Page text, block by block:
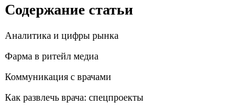
Содержание статьи
Аналитика и цифры рынка
Фарма в ритейл медиа
Коммуникация с врачами
Как развлечь врача: спецпроекты